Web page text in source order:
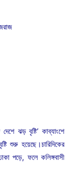
ঝড় বৃষ্টি’ কাব্যাংশে
শুরু হয়েছে।চারিদিকের
পড়ে, ফলে কলিঙ্গবাসী